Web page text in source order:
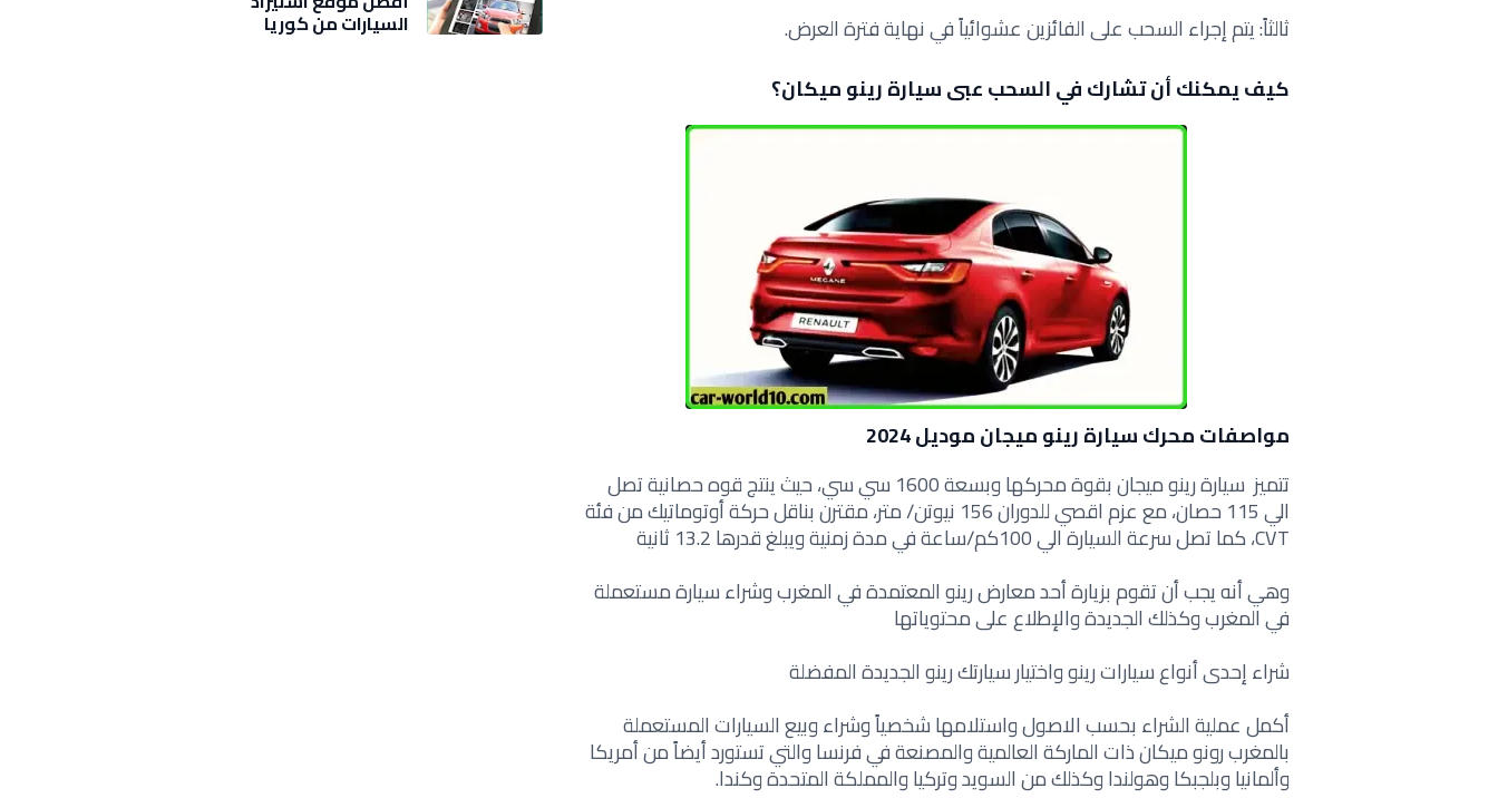
ثالثاً: يتم إجراء السحب على الفائزين عشوائياً في نهاية فترة العرض.
كيف يمكنك أن تشارك في السحب عبى سيارة رينو ميكان؟
مواصفات محرك سيارة رينو ميجان موديل 2024
تتميز سيارة رينو ميجان بقوة محركها وبسعة 1600 سي سي، حيث ينتج قوه حصانية تصل
الي 115 حصان، مع عزم اقصي للدوران 156 نيوتن/ متر، مقترن بناقل حركة أوتوماتيك من فئة
CVT، كما تصل سرعة السيارة الي 100كم/ساعة في مدة زمنية ويبلغ قدرها 13.2 ثانية
وهي أنه يجب أن تقوم بزيارة أحد معارض رينو المعتمدة في المغرب وشراء سيارة مستعملة
في المغربوكذلك الجديدة والإطلاع على محتوياتها
شراء إحدى أنواع سيارات رينو واختيار سيارتك رينو الجديدة المفضلة
أكمل عملية الشراء بحسب الاصول واستلامها شخصياً وشراء وبيع السيارات المستعملة
بالمغرب رونو ميكان ذات الماركة العالمية والمصنعة في فرنسا والتي تستورد أيضاً من أمريكا
وألمانيا وبلجبكا وهولندا وكذلك من السويد وتركيا والمملكة المتحدة وكندا.
السيارات من كوريا